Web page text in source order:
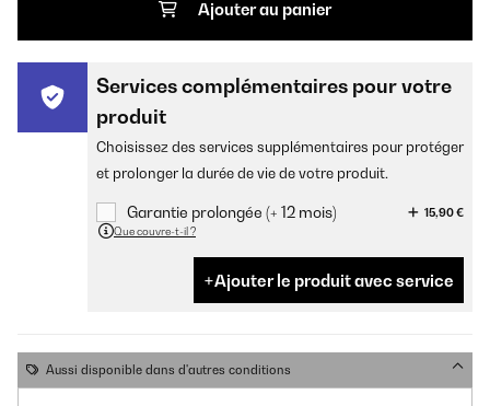
Ajouter au panier
Services complémentaires pour votre
produit
Choisissez des services supplémentaires pour protéger
et prolonger la durée de vie de votre produit.
Garantie prolongée (+ 12 mois)
15,90 €
Que couvre-t-il ?
Ajouter le produit avec service
Aussi disponible dans d'autres conditions